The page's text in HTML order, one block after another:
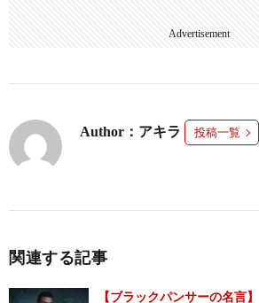
Advertisement
Author：アキラ 投稿一覧
関連する記事
【ブラックパンサーの名